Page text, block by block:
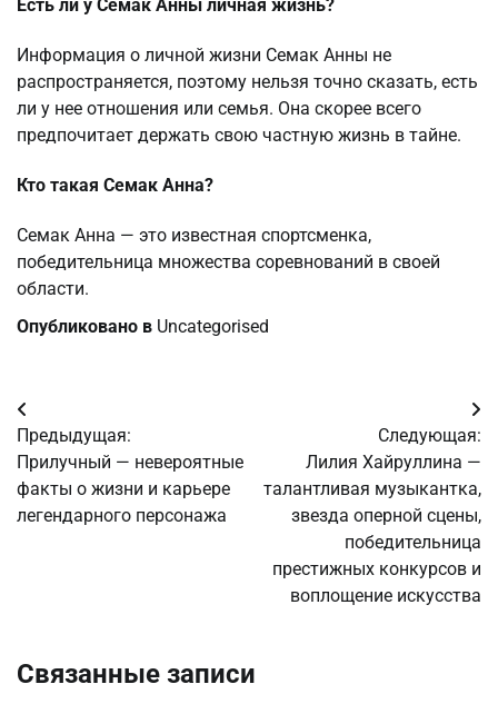
Есть ли у Семак Анны личная жизнь?
Информация о личной жизни Семак Анны не
распространяется, поэтому нельзя точно сказать, есть
ли у нее отношения или семья. Она скорее всего
предпочитает держать свою частную жизнь в тайне.
Кто такая Семак Анна?
Семак Анна — это известная спортсменка,
победительница множества соревнований в своей
области.
Опубликовано в Uncategorised
Навигация
по
записям
Предыдущая:
Прилучный — невероятные
факты о жизни и карьере
легендарного персонажа
Следующая:
Лилия Хайруллина —
талантливая музыкантка,
звезда оперной сцены,
победительница
престижных конкурсов и
воплощение искусства
Связанные записи